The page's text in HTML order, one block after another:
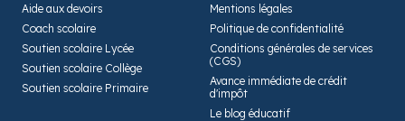
Aide aux devoirs
Coach scolaire
Soutien scolaire Lycée
Soutien scolaire Collège
Soutien scolaire Primaire
Mentions légales
Politique de confidentialité
Conditions générales de services
(CGS)
Avance immédiate de crédit
d'impôt
Le blog éducatif